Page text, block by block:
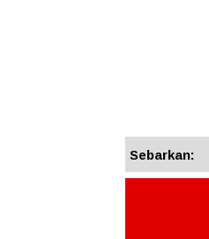
Sebarkan: